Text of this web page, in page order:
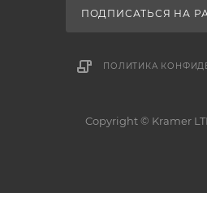
ПОДПИСАТЬСЯ НА
ПОЛИТИКА
Copyright © Kramer